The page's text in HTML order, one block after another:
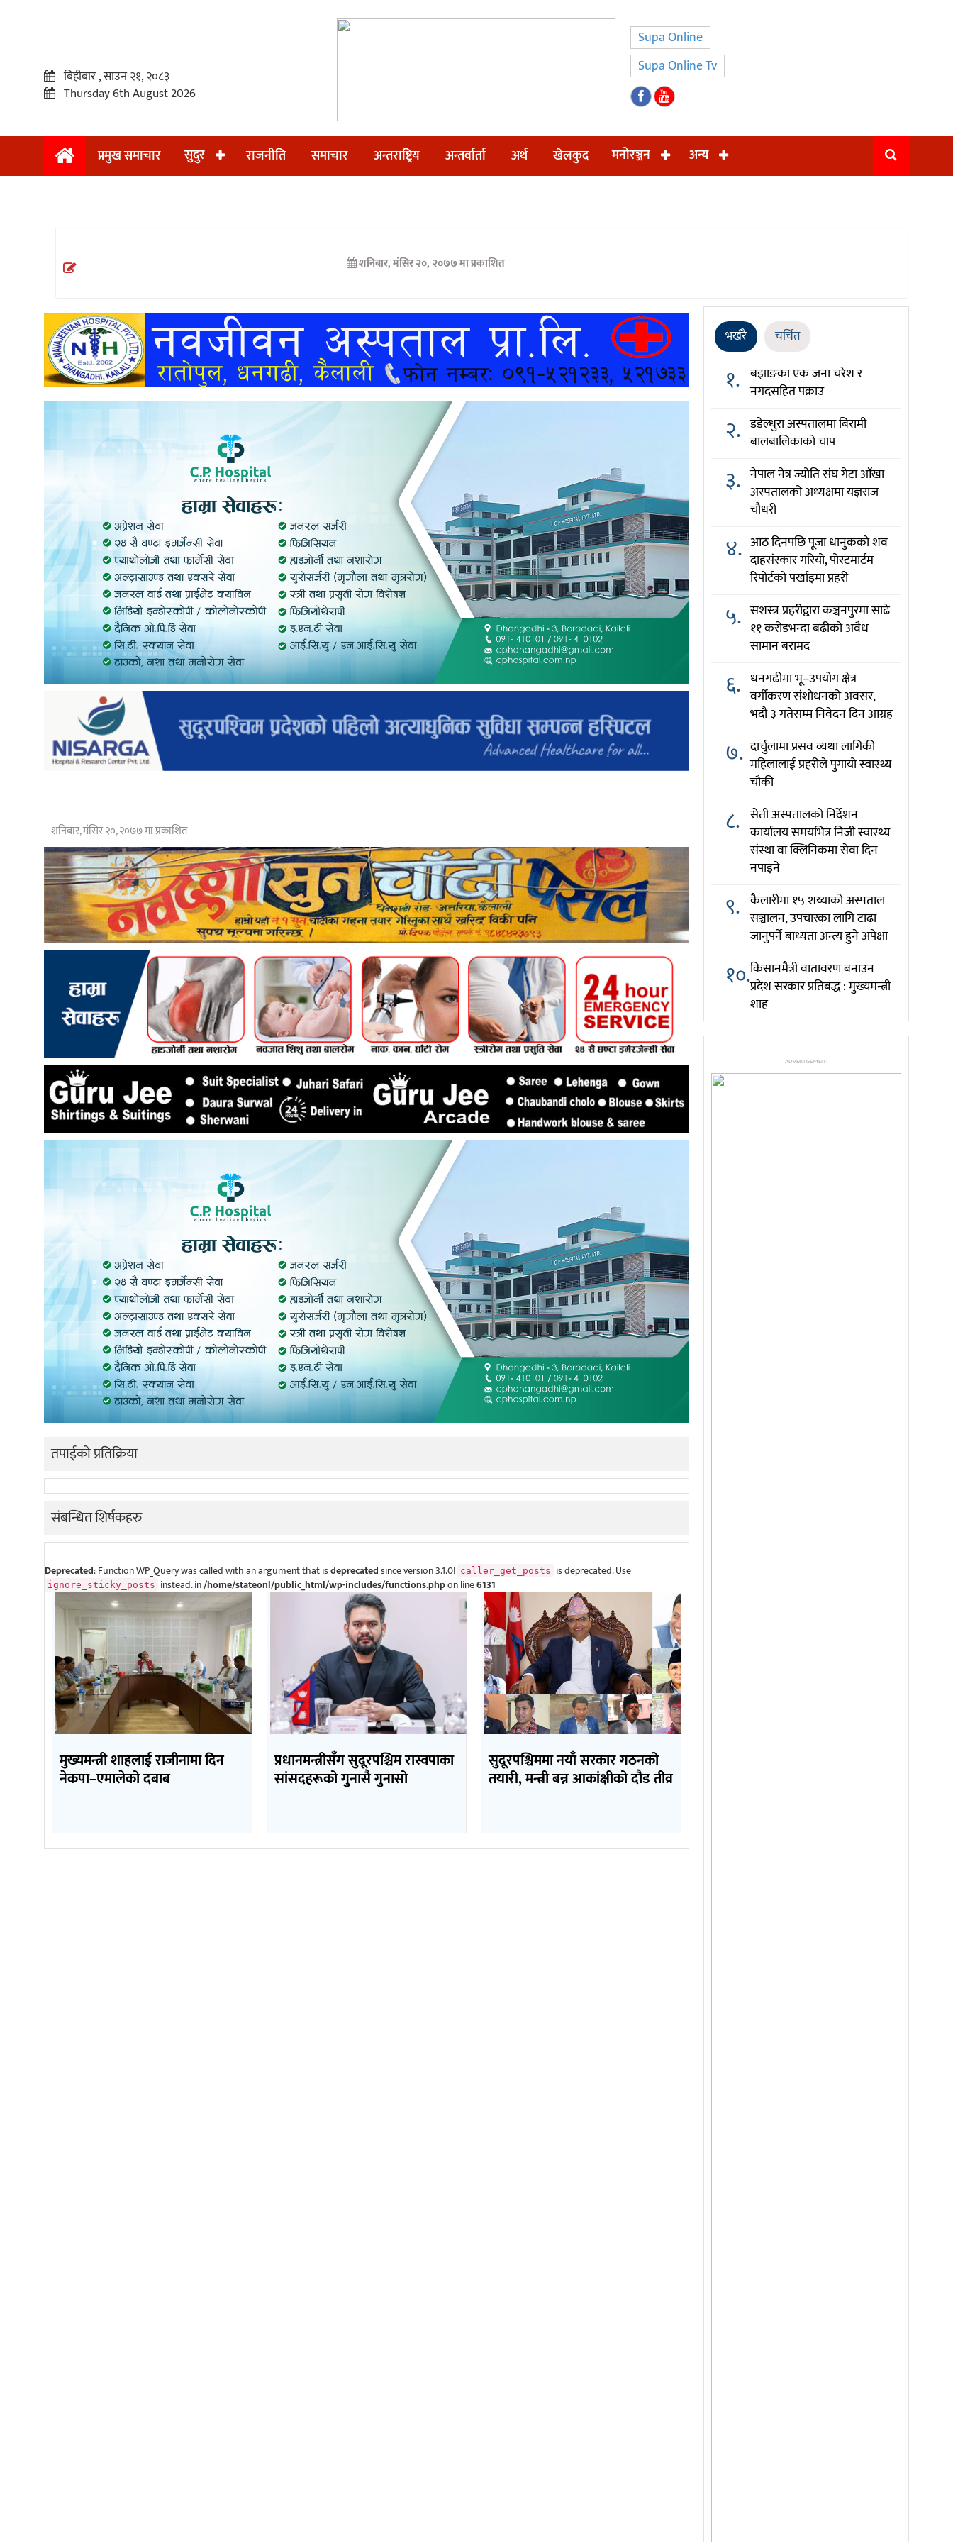
प्रमुख
अन्तराष्ट्रिय
अन्तर्वार्ता
खेलकुद
बिहीबार , साउन २१, २०८३
Thursday 6th August 2026
Supa Online
Supa Online Tv
प्रमुख समाचार सुदुर राजनीति समाचार अन्तराष्ट्रिय अन्तर्वार्ता अर्थ खेलकुद मनोरञ्जन अन्य
शनिबार, मंसिर २०, २०७७ मा प्रकाशित
शनिबार, मंसिर २०, २०७७ मा प्रकाशित
तपाईको प्रतिक्रिया
संबन्धित शिर्षकहरु
Deprecated: Function WP_Query was called with an argument that isdeprecatedsince version 3.1.0! caller_get_posts is deprecated. Use
ignore_sticky_posts instead. in/home/stateonl/public_html/wp-includes/functions.phpon line6131
मुख्यमन्त्री शाहलाई राजीनामा दिन
नेकपा–एमालेको दबाब
प्रधानमन्त्रीसँग सुदूरपश्चिम रास्वपाका
सांसदहरूको गुनासै गुनासो
सुदूरपश्चिममा नयाँ सरकार गठनको
तयारी, मन्त्री बन्न आकांक्षीको दौड तीव्र
भर्खरै चर्चित
१. बझाङका एक जना चरेश र
नगदसहित पक्राउ
२. डडेल्धुरा अस्पतालमा बिरामी
बालबालिकाको चाप
३. नेपाल नेत्र ज्योति संघ गेटा आँखा
अस्पतालको अध्यक्षमा यज्ञराज
चौधरी
४. आठ दिनपछि पूजा धानुकको शव
दाहसंस्कार गरियो, पोस्टमार्टम
रिपोर्टको पर्खाइमा प्रहरी
५. सशस्त्र प्रहरीद्वारा कञ्चनपुरमा साढे
११ करोडभन्दा बढीको अवैध
सामान बरामद
६. धनगढीमा भू–उपयोग क्षेत्र
वर्गीकरण संशोधनको अवसर,
भदौ ३ गतेसम्म निवेदन दिन आग्रह
७. दार्चुलामा प्रसव व्यथा लागिकी
महिलालाई प्रहरीले पुगायो स्वास्थ्य
चौकी
८. सेती अस्पतालको निर्देशन
कार्यालय समयभित्र निजी स्वास्थ्य
संस्था वा क्लिनिकमा सेवा दिन
नपाइने
९. कैलारीमा १५ शय्याको अस्पताल
सञ्चालन, उपचारका लागि टाढा
जानुपर्ने बाध्यता अन्त्य हुने अपेक्षा
१०.किसानमैत्री वातावरण बनाउन
प्रदेश सरकार प्रतिबद्ध : मुख्यमन्त्री
शाह
ADVERTISEMENT